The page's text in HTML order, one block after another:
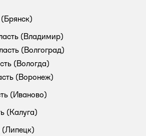
(Брянск)
(Владимир)
(Волгоград)
(Вологда)
(Воронеж)
(Иваново)
(Калуга)
(Липецк)